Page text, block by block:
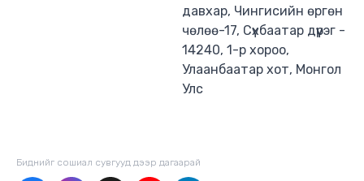
давхар, Чингисийн өргөн
чөлөө-17, Сүхбаатар дүүрэг -
14240, 1-р хороо,
Улаанбаатар хот, Монгол
Улс
Биднийг сошиал сувгууд дээр дагаaрай